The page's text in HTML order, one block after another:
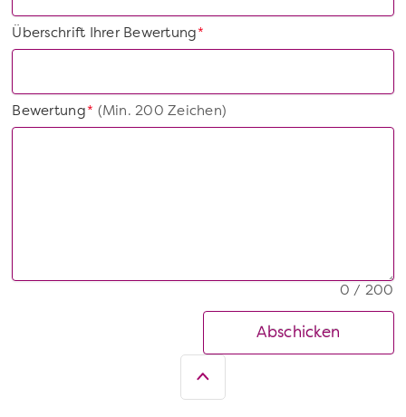
*
Überschrift Ihrer Bewertung
*
Bewertung(Min. 200 Zeichen)
0 / 200
Abschicken